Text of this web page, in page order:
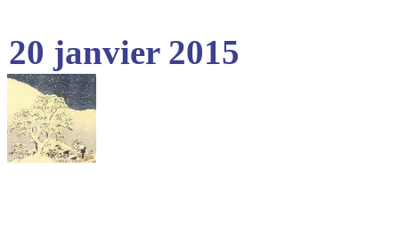
20 janvier 2015